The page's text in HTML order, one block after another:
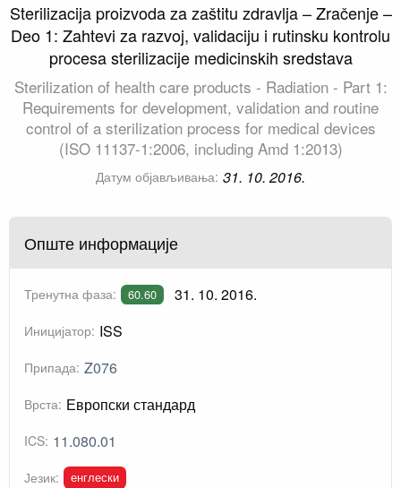
Sterilizacija proizvoda za zaštitu zdravlja – Zračenje –
Deo 1: Zahtevi za razvoj, validaciju i rutinsku kontrolu
procesa sterilizacije medicinskih sredstava
Sterilization of health care products - Radiation - Part 1:
Requirements for development, validation and routine
control of a sterilization process for medical devices
(ISO 11137-1:2006, including Amd 1:2013)
Датум објављивања: 31. 10. 2016.
Опште информације
Тренутна фаза: 60.60 31. 10. 2016.
Иницијатор: ISS
Припада: Z076
Врста: Европски стандард
ICS: 11.080.01
Језик: енглески